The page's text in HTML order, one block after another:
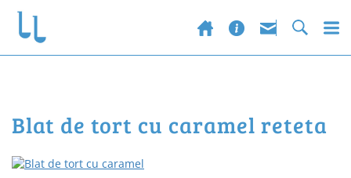
blat de tort cu caramel reteta